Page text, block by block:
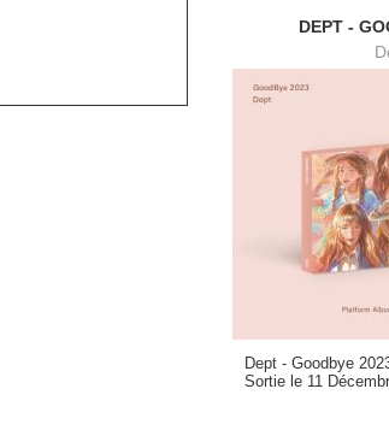
DEPT -
Dept - Goodbye
Sortie le 11